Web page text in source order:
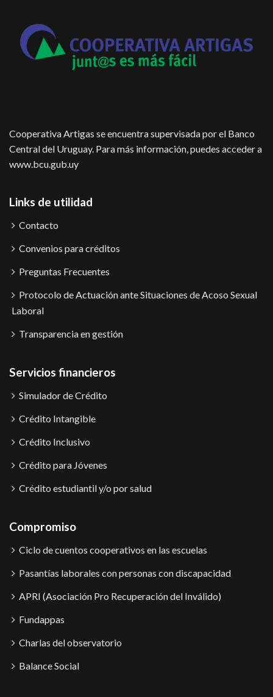
Cooperativa Artigas se encuentra supervisada por el Banco
Central del Uruguay. Para más información, puedes acceder a
www.bcu.gub.uy
Links de utilidad
Contacto
Convenios para créditos
Preguntas Frecuentes
Protocolo de Actuación ante Situaciones de Acoso Sexual
Laboral
Transparencia en gestión
Servicios financieros
Simulador de Crédito
Crédito Intangible
Crédito Inclusivo
Crédito para Jóvenes
Crédito estudiantil y/o por salud
Compromiso
Ciclo de cuentos cooperativos en las escuelas
Pasantías laborales con personas con discapacidad
APRI (Asociación Pro Recuperación del Inválido)
Fundappas
Charlas del observatorio
Balance Social